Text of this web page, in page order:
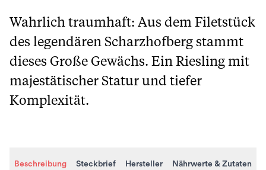
Wahrlich traumhaft: Aus dem Filetstück
des legendären Scharzhofberg stammt
dieses Große Gewächs. Ein Riesling mit
majestätischer Statur und tiefer
Komplexität.
Beschreibung Steckbrief Hersteller Nährwerte & Zutaten